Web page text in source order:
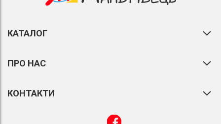
КАТАЛОГ
ПРО НАС
КОНТАКТИ